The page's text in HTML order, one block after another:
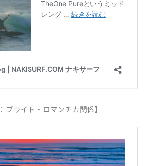
ブライト・ロマンチカ関係】